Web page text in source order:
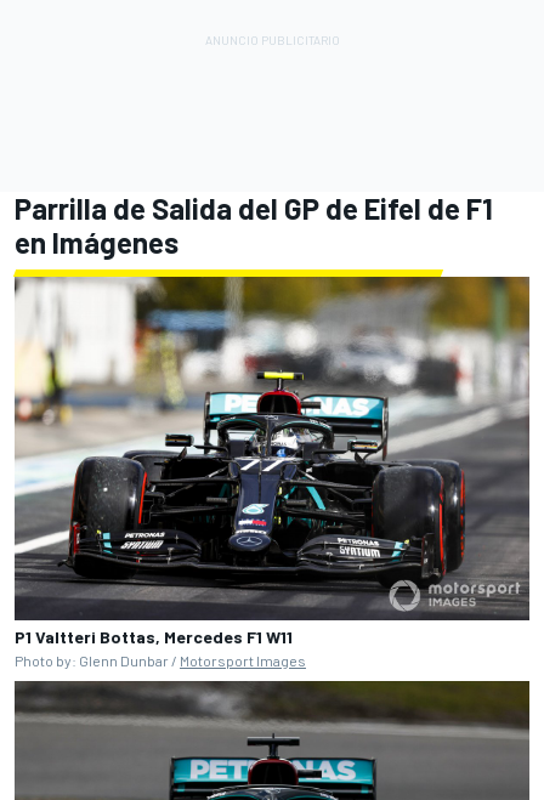
Parrilla de Salida del GP de Eifel de F1
en Imágenes
P1 Valtteri Bottas, Mercedes F1 W11
Photo by: Glenn Dunbar / Motorsport Images